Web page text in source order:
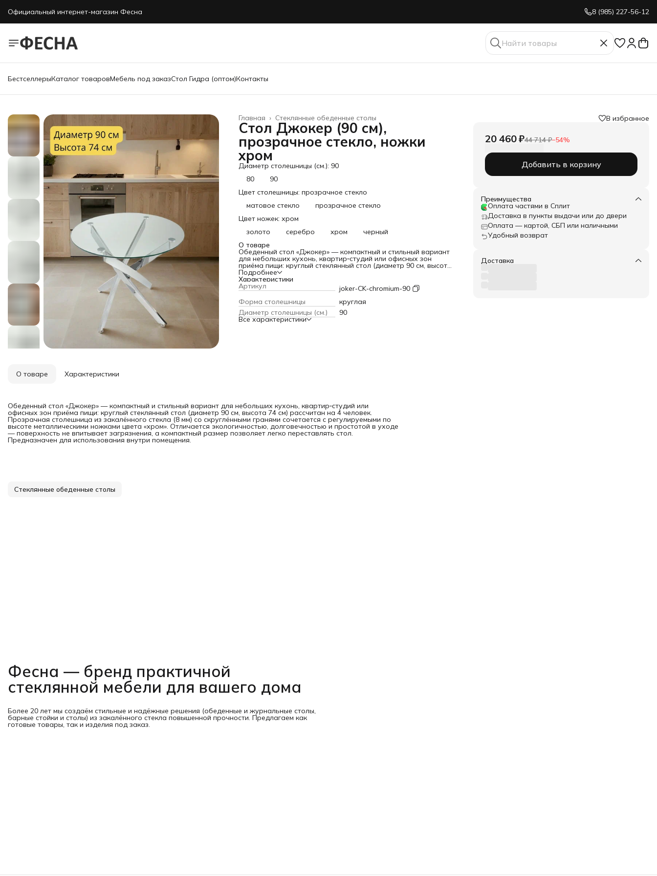
Официальный интернет-магазин Фесна 8 (985) 227-56-12
БестселлерыКаталог товаровМебель под заказСтол Гидра (оптом)Контакты
Стеклянные обеденные столы
Главная ›
Стол Джокер (90 см),
прозрачное стекло, ножки
хром
Диаметр столешницы (см.): 90
80
90
Цвет столешницы: прозрачное стекло
матовое стекло
прозрачное стекло
Цвет ножек: хром
золото
серебро хром
черный
О товаре
Обеденный стол «Джокер» — компактный и стильный вариант
для небольших кухонь, квартир‑студий или офисных зон
приёма пищи: круглый стеклянный стол (диаметр 90 см, высота
74 см) рассчитан на 4 человек. Прозрачная столешница из
закалённого стекла (8 мм) со скруглёнными гранями
сочетается с регулируемыми по высоте металлическими
ножками цвета «хром». Отличается экологичностью,
долговечностью и простотой в уходе — поверхность не
впитывает загрязнения, а компактный размер позволяет легко
переставлять стол. Предназначен для использования внутри
помещения.
Подробнее
Характеристики
Артикул
joker-CK-chromium-90
Форма столешницы
круглая
Диаметр столешницы (см.)
90
Все характеристики
В избранное
20 460 ₽44 714 ₽−54%
Добавить в корзину
Преимущества
Оплата частями в Сплит
Доставка в пункты выдачи или до двери
Оплата — картой, СБП или наличными
Удобный возврат
Доставка
О товаре Характеристики
Обеденный стол «Джокер» — компактный и стильный вариант для небольших кухонь, квартир‑студий или
офисных зон приёма пищи: круглый стеклянный стол (диаметр 90 см, высота 74 см) рассчитан на 4 человек.
Прозрачная столешница из закалённого стекла (8 мм) со скруглёнными гранями сочетается с регулируемыми по
высоте металлическими ножками цвета «хром». Отличается экологичностью, долговечностью и простотой в уходе
— поверхность не впитывает загрязнения, а компактный размер позволяет легко переставлять стол.
Предназначен для использования внутри помещения.
Стеклянные обеденные столы
Фесна — бренд практичной
стеклянной мебели для вашего дома
Более 20 лет мы создаём стильные и надёжные решения (обеденные и журнальные столы,
барные стойки и столы) из закалённого стекла повышенной прочности. Предлагаем как
готовые товары, так и изделия под заказ.